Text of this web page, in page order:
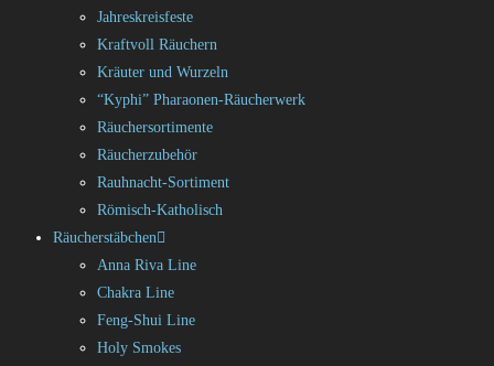
Jahreskreisfeste
Kraftvoll Räuchern
Kräuter und Wurzeln
“Kyphi” Pharaonen-Räucherwerk
Räuchersortimente
Räucherzubehör
Rauhnacht-Sortiment
Römisch-Katholisch
Räucherstäbchen
Anna Riva Line
Chakra Line
Feng-Shui Line
Holy Smokes